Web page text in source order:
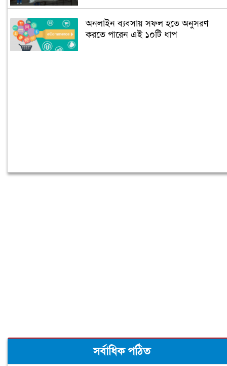
অনলাইন ব্যবসায় সফল হতে অনুসরণ
করতে পারেন এই ১০টি ধাপ
সর্বাধিক পঠিত